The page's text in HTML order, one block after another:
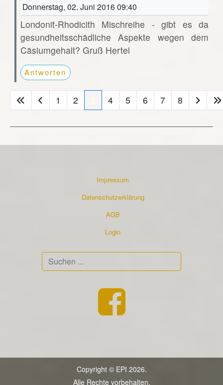
Donnerstag, 02. Juni 2016 09:40
Londonit-Rhodicith Mischreihe - gibt es da
gesundheitsschädliche Aspekte wegen dem
Cäsiumgehalt? Gruß Hertel
Antworten
1 2 4 5 6 7 8
Impressum
Datenschutzerklärung
AGB
Login
Copyright © EPI 2026.
Alle Rechte vorbehalten.